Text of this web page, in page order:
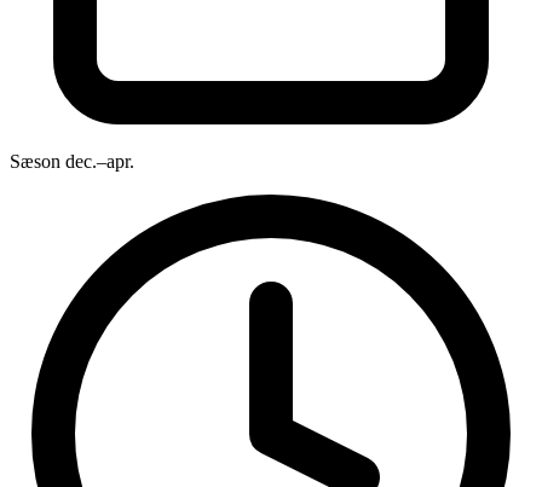
Sæson dec.–apr.